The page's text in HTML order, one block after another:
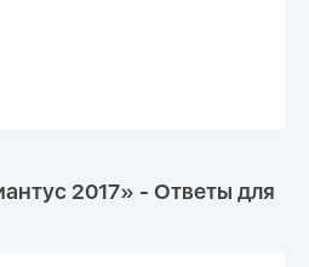
2017» - Ответы для